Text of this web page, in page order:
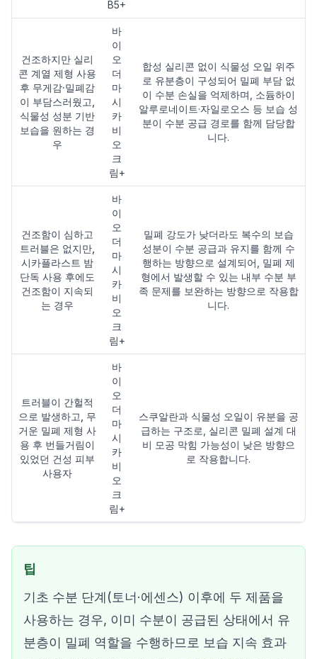
B5+
건조하지만 실리
콘 계열 제형 사용
후 무게감·밀폐감
이 부담스러웠고,
식물성 성분 기반
보습을 원하는 경
우
바
이
오
더
마
시
카
비
오
크
림+
합성 실리콘 없이 식물성 오일 위주
로 유분층이 구성되어 밀폐 부담 없
이 수분 손실을 억제하며, 소듐하이
알루로네이트·자일로오스 등 보습 성
분이 수분 공급 경로를 함께 담당합
니다.
건조함이 심하고
트러블은 없지만,
시카플라스트 밤
단독 사용 후에도
건조함이 지속되
는 경우
바
이
오
더
마
시
카
비
오
크
림+
밀폐 강도가 낮더라도 복수의 보습
성분이 수분 공급과 유지를 함께 수
행하는 방향으로 설계되어, 밀폐 제
형에서 발생할 수 있는 내부 수분 부
족 문제를 보완하는 방향으로 작용합
니다.
트러블이 간헐적
으로 발생하고, 무
거운 밀폐 제형 사
용 후 번들거림이
있었던 건성 피부
사용자
바
이
오
더
마
시
카
비
오
크
림+
스쿠알란과 식물성 오일이 유분을 공
급하는 구조로, 실리콘 밀폐 설계 대
비 모공 막힘 가능성이 낮은 방향으
로 작용합니다.
팁
기초 수분 단계(토너·에센스) 이후에 두 제품을
사용하는 경우, 이미 수분이 공급된 상태에서 유
분층이 밀폐 역할을 수행하므로 보습 지속 효과